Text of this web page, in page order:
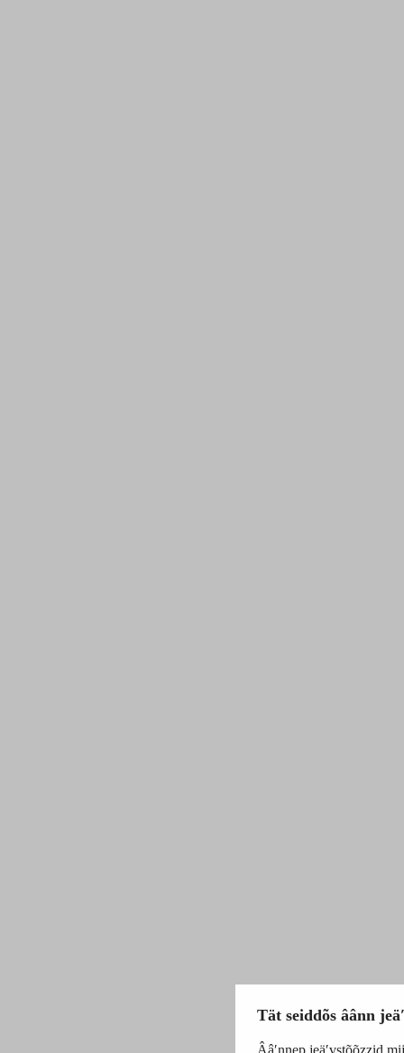
Tät seiddõs âânn
Ââʹnnep jeäʹvstõõzzid